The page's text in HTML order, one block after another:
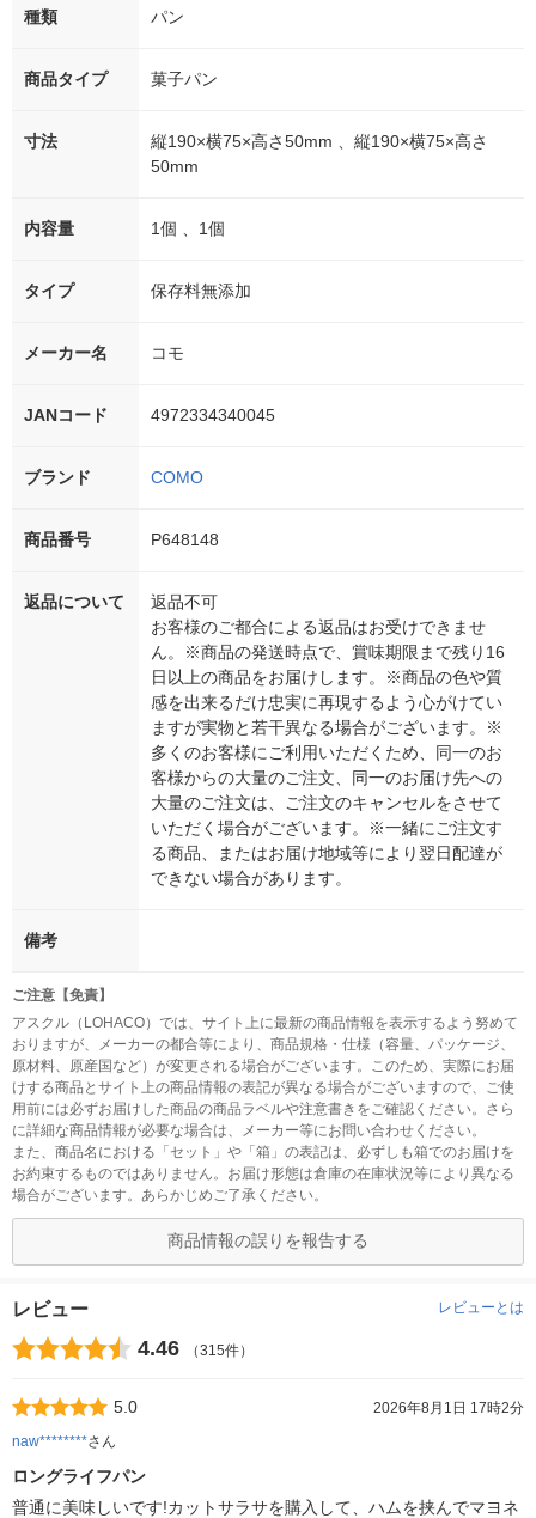
種類 パン
商品タイプ 菓子パン
寸法
縦190×横75×高さ50mm 、縦190×横75×高さ
50mm
内容量 1個 、1個
タイプ 保存料無添加
メーカー名 コモ
JANコード 4972334340045
ブランド COMO
商品番号 P648148
返品について
返品不可
お客様のご都合による返品はお受けできませ
ん。※商品の発送時点で、賞味期限まで残り16
日以上の商品をお届けします。※商品の色や質
感を出来るだけ忠実に再現するよう心がけてい
ますが実物と若干異なる場合がございます。※
多くのお客様にご利用いただくため、同一のお
客様からの大量のご注文、同一のお届け先への
大量のご注文は、ご注文のキャンセルをさせて
いただく場合がございます。※一緒にご注文す
る商品、またはお届け地域等により翌日配達が
できない場合があります。
備考
ご注意【免責】
アスクル（LOHACO）では、サイト上に最新の商品情報を表示するよう努めて
おりますが、メーカーの都合等により、商品規格・仕様（容量、パッケージ、
原材料、原産国など）が変更される場合がございます。このため、実際にお届
けする商品とサイト上の商品情報の表記が異なる場合がございますので、ご使
用前には必ずお届けした商品の商品ラベルや注意書きをご確認ください。さら
に詳細な商品情報が必要な場合は、メーカー等にお問い合わせください。
また、商品名における「セット」や「箱」の表記は、必ずしも箱でのお届けを
お約束するものではありません。お届け形態は倉庫の在庫状況等により異なる
場合がございます。あらかじめご了承ください。
商品情報の誤りを報告する
レビュー レビューとは
4.46 （315件）
5.0
2026年8月1日 17時2分
naw********さん
ロングライフパン
普通に美味しいです!カットサラサを購入して、ハムを挟んでマヨネ